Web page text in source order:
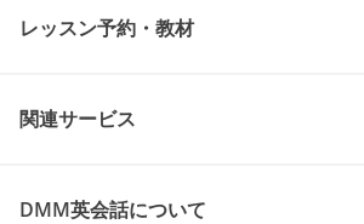
レッスン予約・教材
関連サービス
DMM英会話について